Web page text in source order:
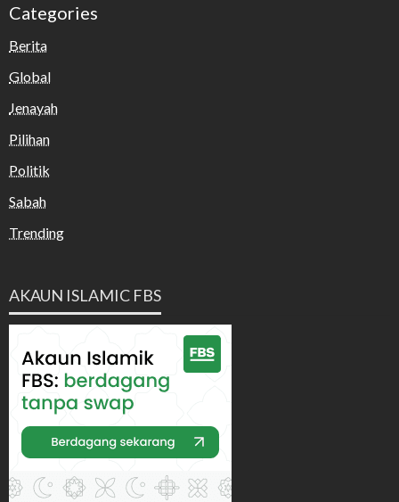
Categories
Berita
Global
Jenayah
Pilihan
Politik
Sabah
Trending
AKAUN ISLAMIC FBS